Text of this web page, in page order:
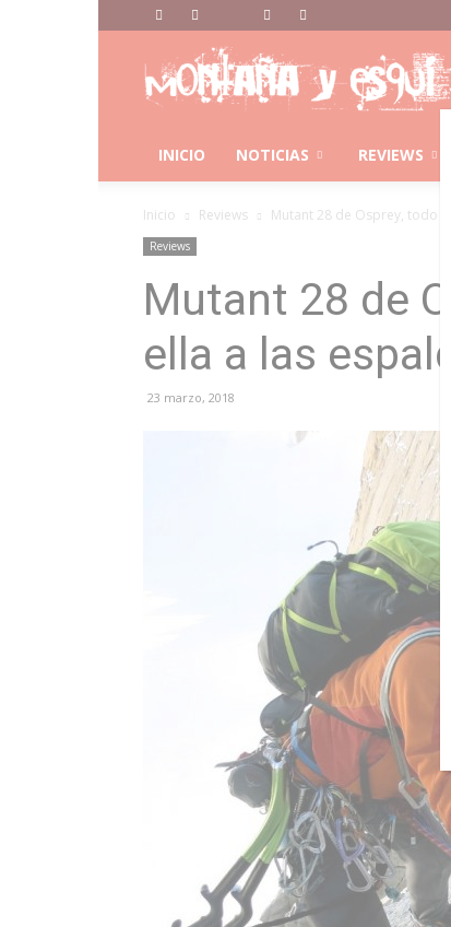
Y
Esqui
INICIO NOTICIAS REVIEWS
Inicio Reviews Mutant 28 de Osprey, todo
Reviews
Mutant 28 de
ella a las
23 marzo, 2018